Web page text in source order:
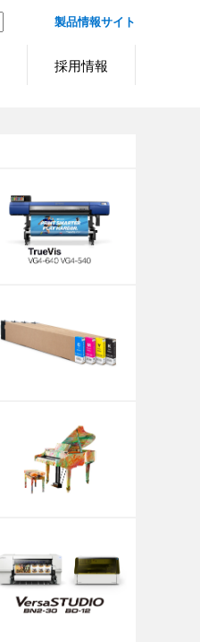
製品情報サイト
採用情報